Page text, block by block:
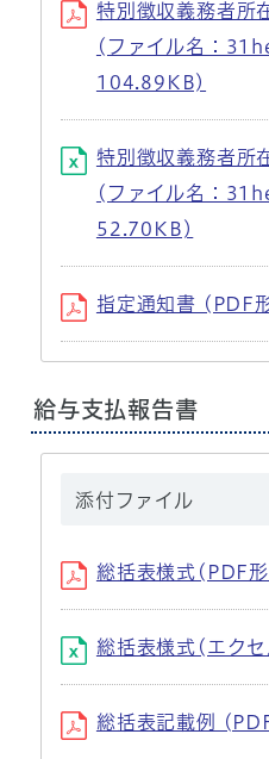
特別徴収義務者所
(ファイル名：
104.89KB)
特別徴収義務者所
(ファイル名：
52.70KB)
指定通知書 (PDF
給与支払報告書
添付ファイル
総括表様式(PDF
総括表様式(エク
総括表記載例